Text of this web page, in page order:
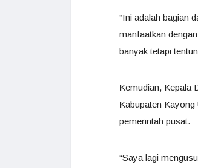
“Ini adalah bagian
manfaatkan
banyak tetapi
Kemudian, Kepala
Kabupaten
pemerintah pusat.
“Saya lagi